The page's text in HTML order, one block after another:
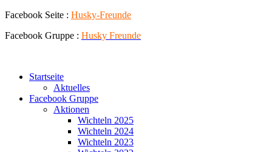
Zum
springen
Facebook Seite : Husky-Freunde
Facebook Gruppe : Husky Freunde
Startseite
Aktuelles
Facebook Gruppe
Aktionen
Wichteln 2025
Wichteln 2024
Wichteln 2023